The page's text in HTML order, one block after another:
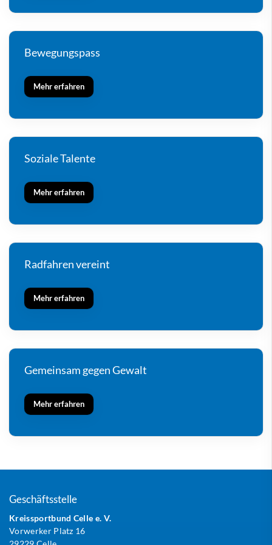
Bewegungspass
Mehr erfahren
Soziale Talente
Mehr erfahren
Radfahren vereint
Mehr erfahren
Gemeinsam gegen Gewalt
Mehr erfahren
Geschäftsstelle
Kreissportbund Celle e. V.
Vorwerker Platz 16